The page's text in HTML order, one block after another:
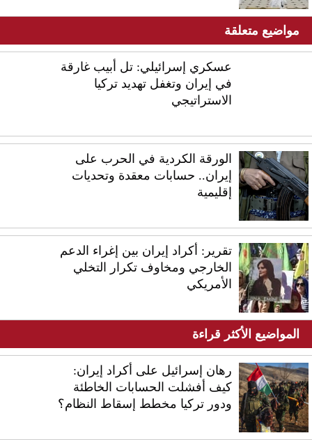
مواضيع متعلقة
عسكري إسرائيلي: تل أبيب غارقة
في إيران وتغفل تهديد تركيا
الاستراتيجي
الورقة الكردية في الحرب على
إيران.. حسابات معقدة وتحديات
إقليمية
تقرير: أكراد إيران بين إغراء الدعم
الخارجي ومخاوف تكرار التخلي
الأمريكي
المواضيع الأكثر قراءة
رهان إسرائيل على أكراد إيران:
كيف أفشلت الحسابات الخاطئة
ودور تركيا مخطط إسقاط النظام؟